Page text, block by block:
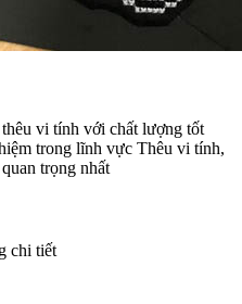
vi tính với chất lượng tốt
trong lĩnh vực Thêu vi tính,
trọng nhất
chi tiết